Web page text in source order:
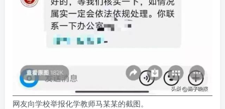
网友向学校举报化学教师马某某的截图。